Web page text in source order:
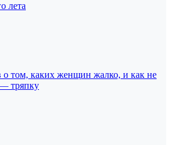
лета
том, каких женщин жалко, и как не
тряпку